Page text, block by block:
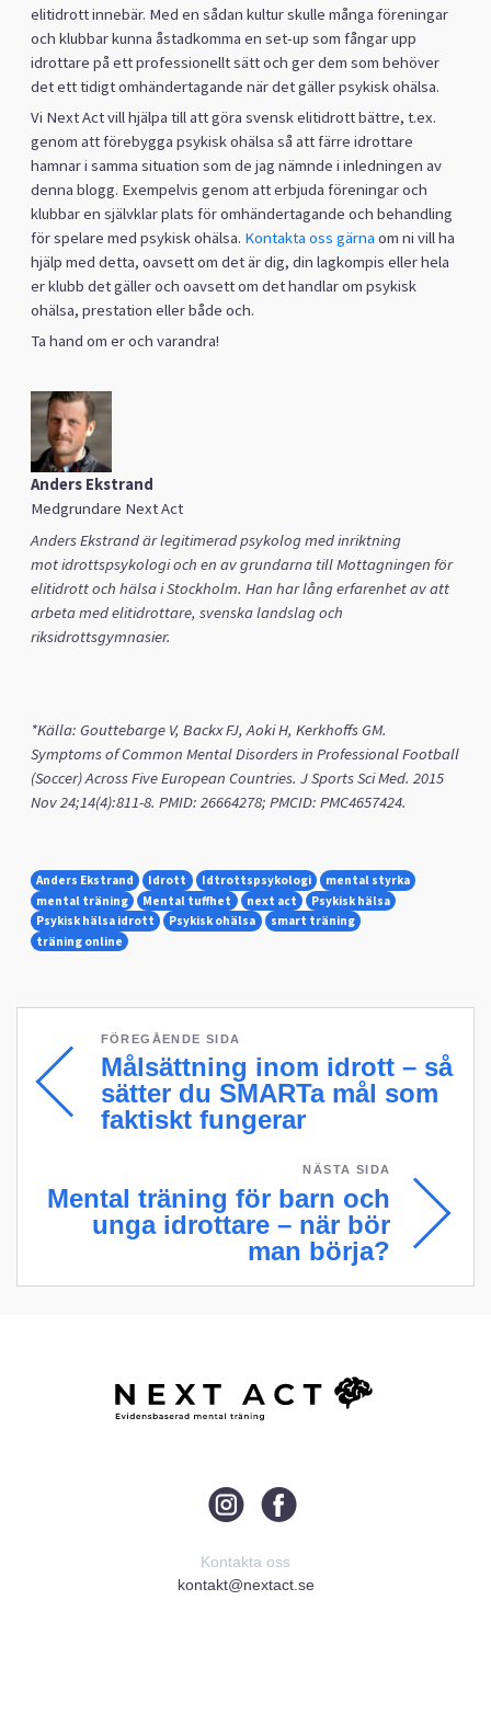
elitidrott innebär. Med en sådan kultur skulle många föreningar
och klubbar kunna åstadkomma en set-up som fångar upp
idrottare på ett professionellt sätt och ger dem som behöver
det ett tidigt omhändertagande när det gäller psykisk ohälsa.
Vi Next Act vill hjälpa till att göra svensk elitidrott bättre, t.ex.
genom att förebygga psykisk ohälsa så att färre idrottare
hamnar i samma situation som de jag nämnde i inledningen av
denna blogg. Exempelvis genom att erbjuda föreningar och
klubbar en självklar plats för omhändertagande och behandling
för spelare med psykisk ohälsa. Kontakta oss gärna om ni vill ha
hjälp med detta, oavsett om det är dig, din lagkompis eller hela
er klubb det gäller och oavsett om det handlar om psykisk
ohälsa, prestation eller både och.
Ta hand om er och varandra!
Anders Ekstrand
Medgrundare Next Act
Anders Ekstrandär legitimerad psykolog med inriktning
motidrottspsykologioch en avgrundarna till Mottagningen för
elitidrott och hälsa i Stockholm. Han harlång erfarenhet av att
arbeta med elitidrottare, svenska landslag och
riksidrottsgymnasier.
*Källa: Gouttebarge V, Backx FJ, Aoki H, Kerkhoffs GM.
Symptoms of Common Mental Disorders in Professional Football
(Soccer) Across Five European Countries. J Sports Sci Med. 2015
Nov 24;14(4):811-8. PMID: 26664278; PMCID: PMC4657424.
Anders Ekstrand Idrott Idtrottspsykologi
mental styrka
mental träning
Mental tuffhet next act
Psykisk hälsa
Psykisk hälsa idrott
Psykisk ohälsa
smart träning
träning online
FÖREGÅENDE SIDA
Målsättning inom idrott – så
sätter du SMARTa mål som
faktiskt fungerar
NÄSTA SIDA
Mental träning för barn och
unga idrottare – när bör
man börja?
Kontakta oss
kontakt@nextact.se